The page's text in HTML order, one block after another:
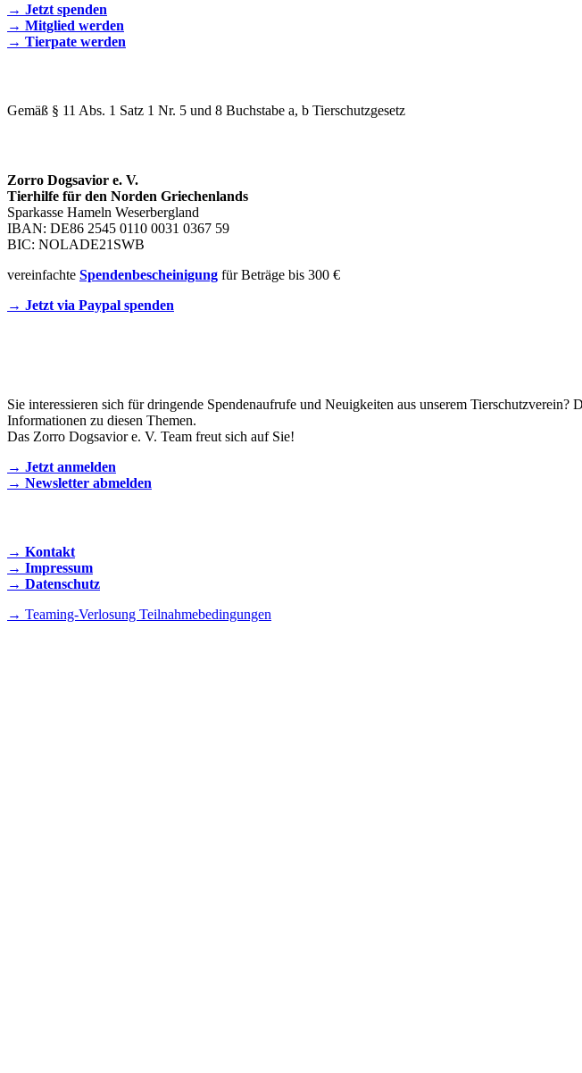
→ Jetzt spenden
→ Mitglied werden
→ Tierpate werden
Gemäß § 11 Abs. 1 Satz 1 Nr. 5 und 8 Buchstabe a, b Tierschutzgesetz
Zorro Dogsavior e. V.
Tierhilfe für den Norden Griechenlands
Sparkasse Hameln Weserbergland
IBAN: DE86 2545 0110 0031 0367 59
BIC: NOLADE21SWB
vereinfachte Spendenbescheinigung für Beträge bis 300 €
→ Jetzt via Paypal spenden
Sie interessieren sich für dringende Spendenaufrufe und Neuigkeiten aus unserem
Informationen zu diesen Themen.
Das Zorro Dogsavior e. V. Team freut sich auf Sie!
→ Jetzt anmelden
→ Newsletter abmelden
→ Kontakt
→ Impressum
→ Datenschutz
→ Teaming-Verlosung Teilnahmebedingungen